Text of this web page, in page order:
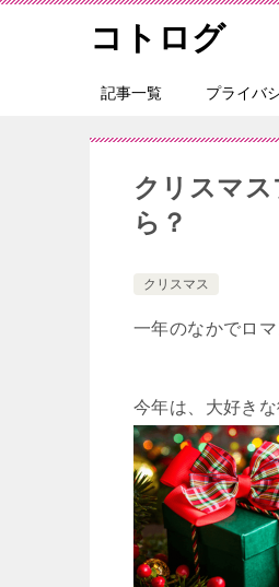
コトログ
記事一覧 プライバ
クリスマ
ら？
クリスマス
一年のなかでロ
今年は、大好き